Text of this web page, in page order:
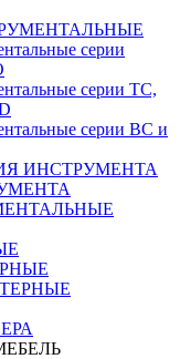
серии
серии ТС,
серии ВС и
ИНСТРУМЕНТА